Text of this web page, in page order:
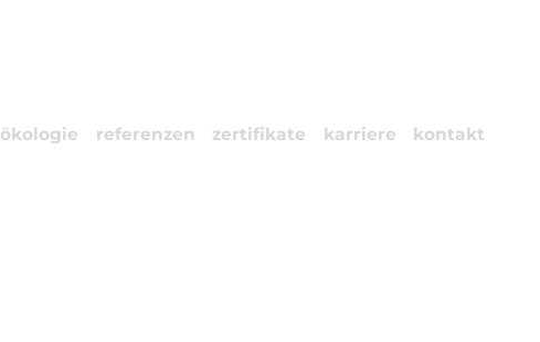
ökologie referenzen zertifikate karriere kontakt